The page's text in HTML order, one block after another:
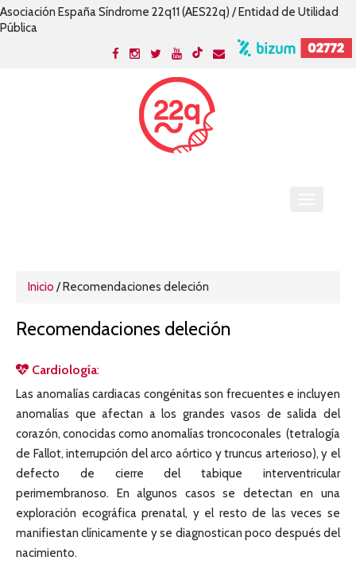
Asociación España Síndrome 22q11 (AES22q) / Entidad de Utilidad
Pública
Inicio /Recomendaciones deleción
Recomendaciones deleción
Cardiología:
Las anomalías cardiacas congénitas son frecuentes e incluyen
anomalías que afectan a los grandes vasos de salida del
corazón, conocidas como anomalías troncoconales (tetralogía
de Fallot, interrupción del arco aórtico y truncus arterioso), y el
defecto de cierre del tabique interventricular
perimembranoso. En algunos casos se detectan en una
exploración ecográfica prenatal, y el resto de las veces se
manifiestan clínicamente y se diagnostican poco después del
nacimiento.